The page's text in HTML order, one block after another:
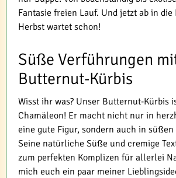
Fantasie freien Lauf. Und jetzt ab in die
Herbst wartet schon!
Süße Verführungen
Butternut-Kürbis
Wisst ihr was? Unser Butternut-Kürbis
Chamäleon! Er macht nicht nur in
eine gute Figur, sondern auch in süßen
Seine natürliche Süße und cremige
zum perfekten Komplizen für allerlei
mich euch ein paar meiner